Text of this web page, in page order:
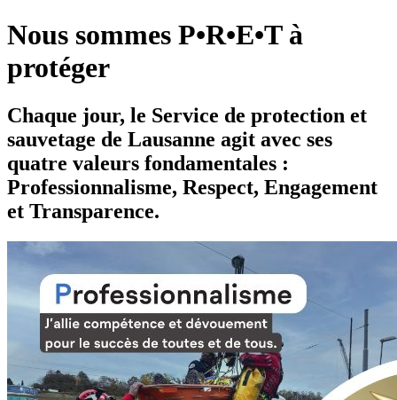
Nous sommes P•R•E•T à
protéger
Chaque jour, le Service de protection et
sauvetage de Lausanne agit avec ses
quatre valeurs fondamentales :
Professionnalisme, Respect, Engagement
et Transparence.